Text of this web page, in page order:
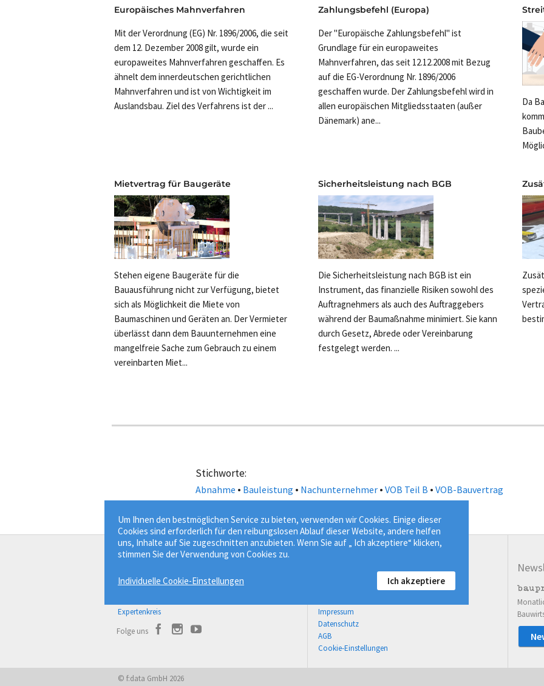
Europäisches Mahnverfahren
Mit der Verordnung (EG) Nr. 1896/2006, die seit
dem 12. Dezember 2008 gilt, wurde ein
europaweites Mahnverfahren geschaffen. Es
ähnelt dem innerdeutschen gerichtlichen
Mahnverfahren und ist von Wichtigkeit im
Auslandsbau. Ziel des Verfahrens ist der ...
Zahlungsbefehl (Europa)
Der "Europäische Zahlungsbefehl" ist
Grundlage für ein europaweites
Mahnverfahren, das seit 12.12.2008 mit Bezug
auf die EG-Verordnung Nr. 1896/2006
geschaffen wurde. Der Zahlungsbefehl wird in
allen europäischen Mitgliedsstaaten (außer
Dänemark) ane...
Da
Mietvertrag für Baugeräte
Stehen eigene Baugeräte für die
Bauausführung nicht zur Verfügung, bietet
sich als Möglichkeit die Miete von
Baumaschinen und Geräten an. Der Vermieter
überlässt dann dem Bauunternehmen eine
mangelfreie Sache zum Gebrauch zu einem
vereinbarten Miet...
Sicherheitsleistung nach BGB
Die Sicherheitsleistung nach BGB ist ein
Instrument, das finanzielle Risiken sowohl des
Auftragnehmers als auch des Auftraggebers
während der Baumaßnahme minimiert. Sie kann
durch Gesetz, Abrede oder Vereinbarung
festgelegt werden. ...
Stichworte:
Abnahme • Bauleistung • Nachunternehmer • VOB Teil B • VOB-Bauvertrag
Bauwissen besser finden.
Expertenkreis
Folge uns
Impressum
Datenschutz
AGB
Cookie-Einstellungen
© f:data GmbH 2026
Um Ihnen den bestmöglichen Service zu bieten, verwenden wir Cookies. Einige dieser
Cookies sind erforderlich für den reibungslosen Ablauf dieser Website, andere helfen
uns, Inhalte auf Sie zugeschnitten anzubieten. Wenn Sie auf „ Ich akzeptiere“ klicken,
stimmen Sie der Verwendung von Cookies zu.
Individuelle Cookie-Einstellungen Ich akzeptiere